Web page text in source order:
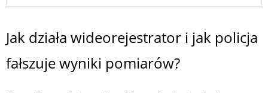
Jak działa wideorejestrator i jak policja
fałszuje wyniki pomiarów?